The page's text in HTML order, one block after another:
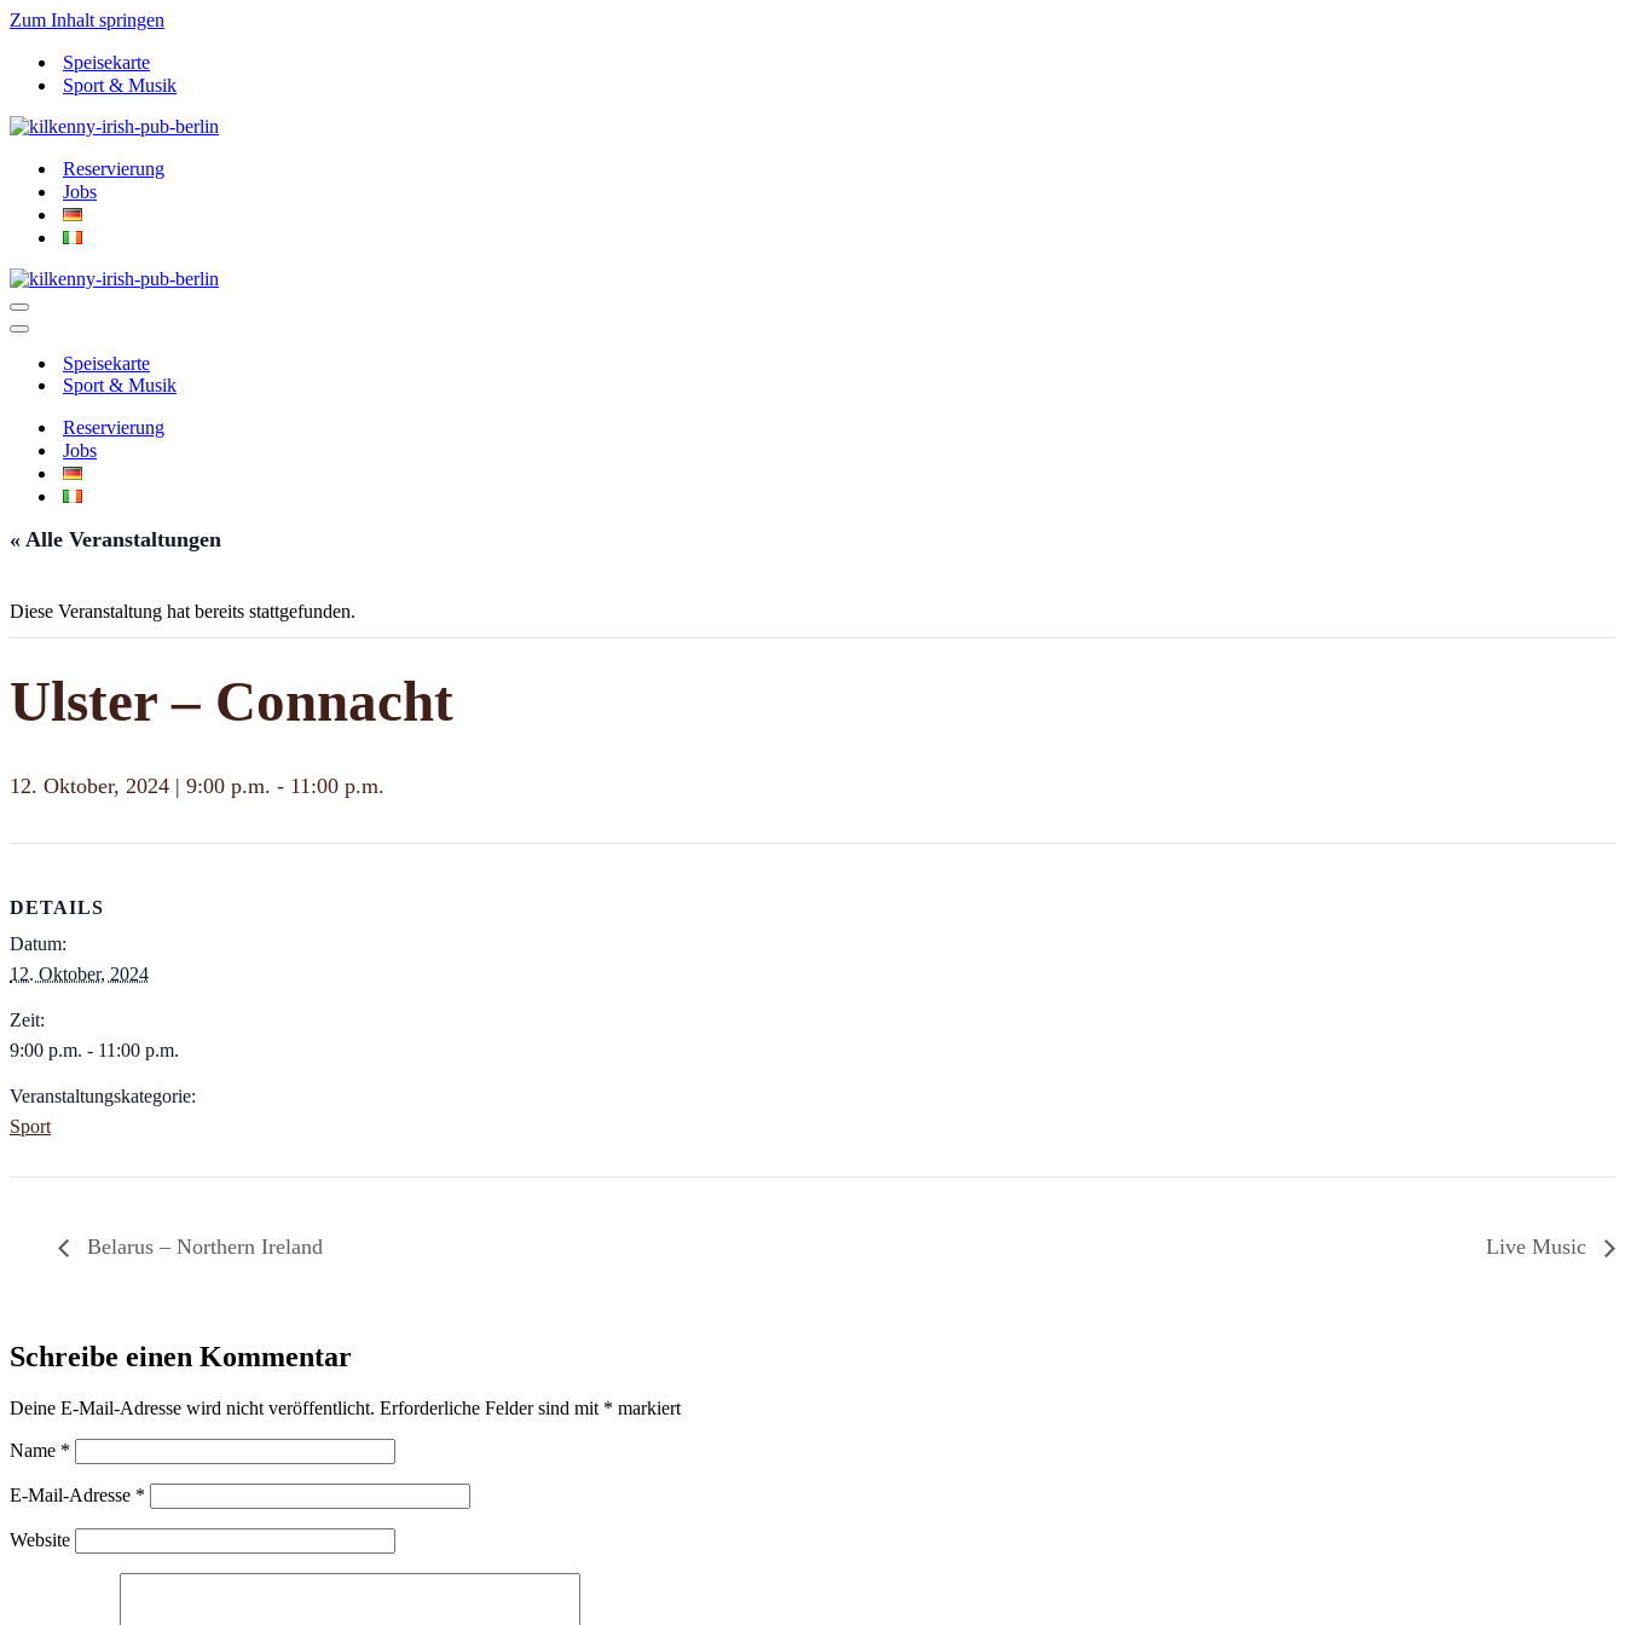
Zum Inhalt springen
Speisekarte
Sport & Musik
Reservierung
Jobs
Navigationsmenü
Navigationsmenü
Speisekarte
Sport & Musik
Reservierung
Jobs
« Alle Veranstaltungen
Diese Veranstaltung hat bereits stattgefunden.
Ulster – Connacht
12. Oktober, 2024 | 9:00 p.m. - 11:00 p.m.
DETAILS
Datum:
12. Oktober, 2024
Zeit:
9:00 p.m. - 11:00 p.m.
Veranstaltungskategorie:
Sport
Belarus – Northern Ireland Live Music
Schreibe einen Kommentar
Deine E-Mail-Adresse wird nicht veröffentlicht. Erforderliche Felder sind mit * markiert
Name *
E-Mail-Adresse *
Website